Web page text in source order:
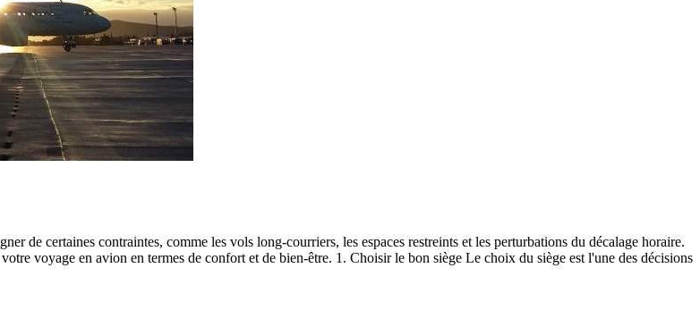
de certaines contraintes, comme les vols long-courriers, les espaces restreints et les perturbations du décalage horaire.
voyage en avion en termes de confort et de bien-être. 1. Choisir le bon siège Le choix du siège est l'une des décisions